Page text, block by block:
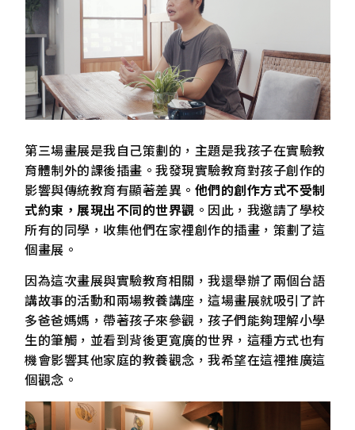
第三場畫展是我自己策劃的，主題是我孩子在實驗教
育體制外的課後插畫。我發現實驗教育對孩子創作的
影響與傳統教育有顯著差異。 他們的創作方式不受制
式約束，展現出不同的世界觀 。因此，我邀請了學校
所有的同學，收集他們在家裡創作的插畫，策劃了這
個畫展。
因為這次畫展與實驗教育相關，我還舉辦了兩個台語
講故事的活動和兩場教養講座，這場畫展就吸引了許
多爸爸媽媽，帶著孩子來參觀，孩子們能夠理解小學
生的筆觸，並看到背後更寬廣的世界，這種方式也有
機會影響其他家庭的教養觀念，我希望在這裡推廣這
個觀念。